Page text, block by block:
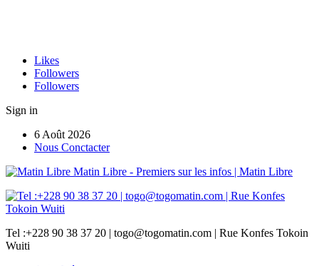
Likes
Followers
Followers
Sign in
6 Août 2026
Nous Conctacter
Matin Libre - Premiers sur les infos | Matin Libre
Tel :+228 90 38 37 20 | togo@togomatin.com | Rue Konfes Tokoin
Wuiti